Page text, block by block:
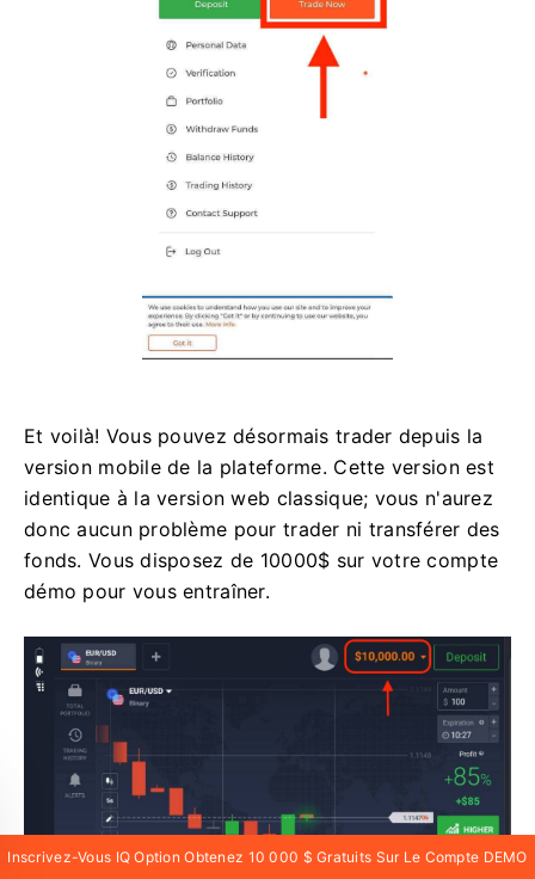
Et voilà! Vous pouvez désormais trader depuis la
version mobile de la plateforme. Cette version est
identique à la version web classique; vous n'aurez
donc aucun problème pour trader ni transférer des
fonds. Vous disposez de 10000$ sur votre compte
démo pour vous entraîner.
Inscrivez-Vous IQ Option Obtenez 10 000 $ Gratuits Sur Le Compte DEMO